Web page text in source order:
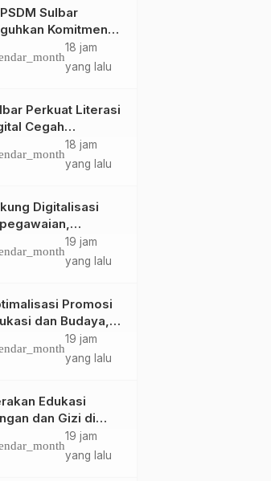
Sulbar
Komitmen
ASN
Tugas
2026
18 jam
yang lalu
Perkuat Literasi
Cegah
Love18 jam
yang lalu
Digitalisasi
Sulbar Siap
Aplikasi
19 jam
yang lalu
Promosi
dan Budaya,
Provinsi
Barat Perkuat
19 jam
yang lalu
Edukasi
dan Gizi di
Tingkatkan
dan
19 jam
yang lalu